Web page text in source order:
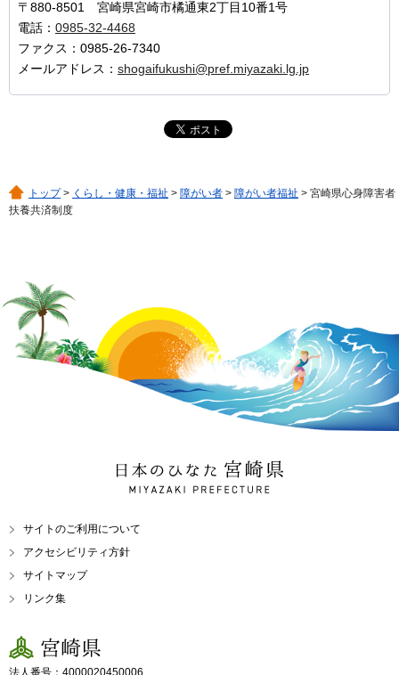
〒880-8501 宮崎県宮崎市橘通東2丁目10番1号
電話： 0985-32-4468
ファクス：0985-26-7340
メールアドレス： shogaifukushi@pref.miyazaki.lg.jp
トップ> くらし・健康・福祉 > 障がい者 > 障がい者福祉 > 宮崎県心身障害者
扶養共済制度
日本のひなた 宮崎県
MIYAZAKI PREFECTURE
サイトのご利用について
アクセシビリティ方針
サイトマップ
リンク集
宮崎県